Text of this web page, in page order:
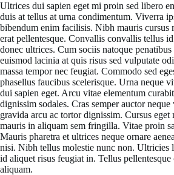
Ultrices dui sapien eget mi proin sed libero
duis at tellus at urna condimentum. Viverra
bibendum enim facilisis. Nibh mauris cursus
erat pellentesque. Convallis convallis tellus
donec ultrices. Cum sociis natoque
euismod lacinia at quis risus sed vulputate
massa tempor nec feugiat. Commodo sed
phasellus faucibus scelerisque. Urna neque
dui sapien eget. Arcu vitae elementum
dignissim sodales. Cras semper auctor
gravida arcu ac tortor dignissim. Cursus eget
mauris in aliquam sem fringilla. Vitae proin
Mauris pharetra et ultrices neque ornare
nisi. Nibh tellus molestie nunc non. Ultricies
id aliquet risus feugiat in. Tellus
aliquam.